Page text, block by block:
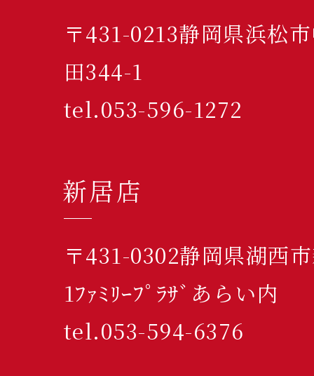
〒431-0213静岡県浜松
田344-1
tel.053-596-1272
新居店
〒431-0302静岡県湖西
1ﾌｧﾐﾘｰﾌﾟﾗｻﾞあらい内
tel.053-594-6376